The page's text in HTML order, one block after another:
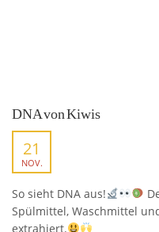
DNA von Kiwis
21
NOV.
So sieht DNA aus!
Spülmittel, Waschmittel
extrahiert.